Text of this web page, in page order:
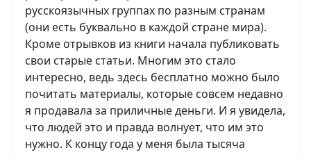
русскоязычных группах по разным странам
(они есть буквально в каждой стране мира).
Кроме отрывков из книги начала публиковать
свои старые статьи. Многим это стало
интересно, ведь здесь бесплатно можно было
почитать материалы, которые совсем недавно
я продавала за приличные деньги. И я увидела,
что людей это и правда волнует, что им это
нужно. К концу года у меня была тысяча